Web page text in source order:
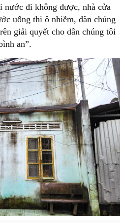
nước đi không được, nhà cửa
uống thì ô nhiễm, dân chúng
giải quyết cho dân chúng tôi
an”.